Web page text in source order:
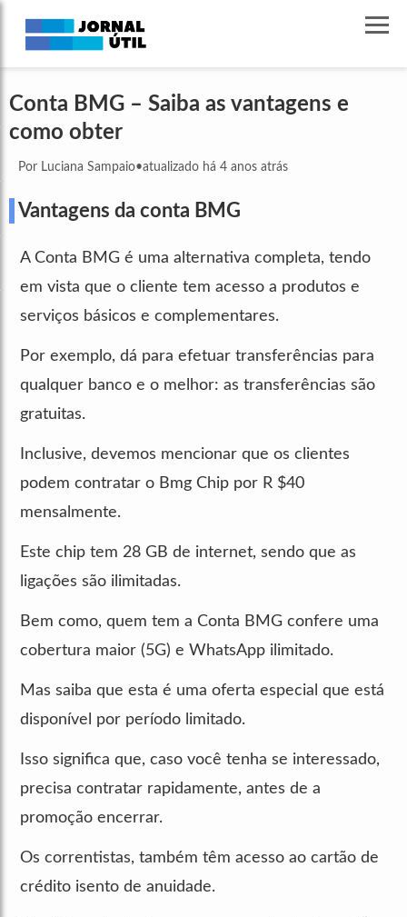
Conta BMG – Saiba as vantagens e
como obter
Por Luciana Sampaio•atualizado há 4 anos atrás
Vantagens da conta BMG
A Conta BMG é uma alternativa completa, tendo
em vista que o cliente tem acesso a produtos e
serviços básicos e complementares.
Por exemplo, dá para efetuar transferências para
qualquer banco e o melhor: as transferências são
gratuitas.
Inclusive, devemos mencionar que os clientes
podem contratar o Bmg Chip por R $40
mensalmente.
Este chip tem 28 GB de internet, sendo que as
ligações são ilimitadas.
Bem como, quem tem a Conta BMG confere uma
cobertura maior (5G) e WhatsApp ilimitado.
Mas saiba que esta é uma oferta especial que está
disponível por período limitado.
Isso significa que, caso você tenha se interessado,
precisa contratar rapidamente, antes de a
promoção encerrar.
Os correntistas, também têm acesso ao cartão de
crédito isento de anuidade.